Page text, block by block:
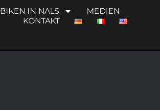
BIKEN IN NALS
MEDIEN
KONTAKT